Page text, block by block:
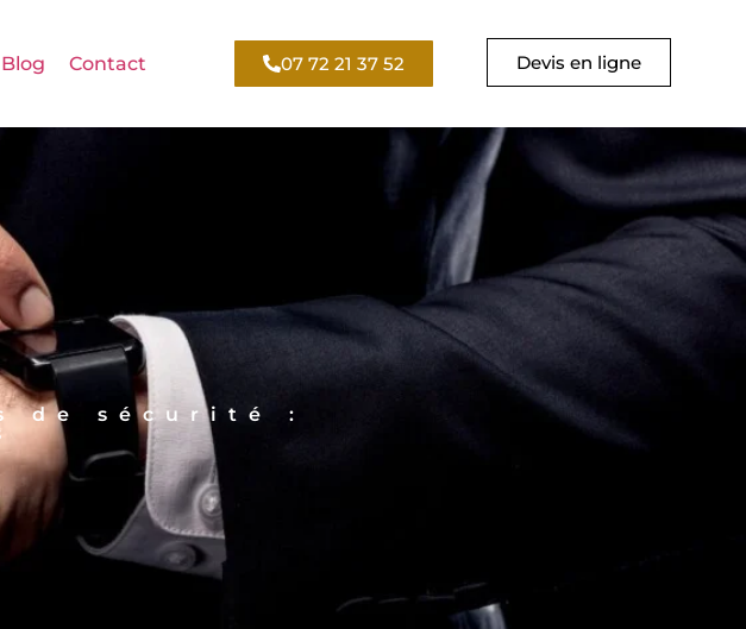
Blog Contact 07 72 21 37 52 Devis en ligne
de sécurité :